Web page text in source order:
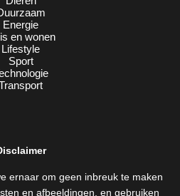
Energie
en wonen
Lifestyle
Sport
ernaar om geen inbreuk te maken
en afbeeldingen, en gebruiken